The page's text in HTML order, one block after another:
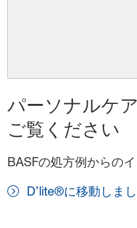
パーソナルケ
ご覧ください
BASFの処方例からの
D’lite®に移動しま